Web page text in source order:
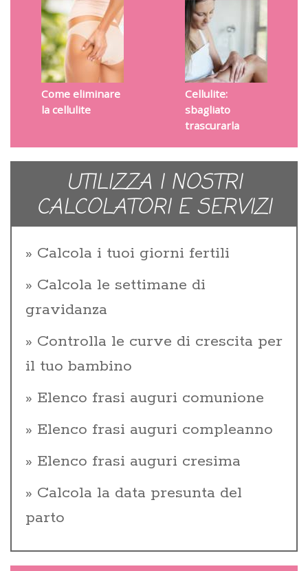
Come eliminare
la cellulite
Cellulite:
sbagliato
trascurarla
UTILIZZA I NOSTRI
CALCOLATORI E SERVIZI
Calcola i tuoi giorni fertili
Calcola le settimane di
gravidanza
Controlla le curve di crescita per
il tuo bambino
Elenco frasi auguri comunione
Elenco frasi auguri compleanno
Elenco frasi auguri cresima
Calcola la data presunta del
parto